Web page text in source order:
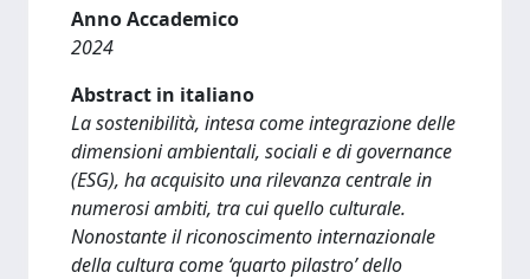
Anno Accademico
2024
Abstract in italiano
La sostenibilità, intesa come integrazione delle
dimensioni ambientali, sociali e di governance
(ESG), ha acquisito una rilevanza centrale in
numerosi ambiti, tra cui quello culturale.
Nonostante il riconoscimento internazionale
della cultura come ‘quarto pilastro’ dello